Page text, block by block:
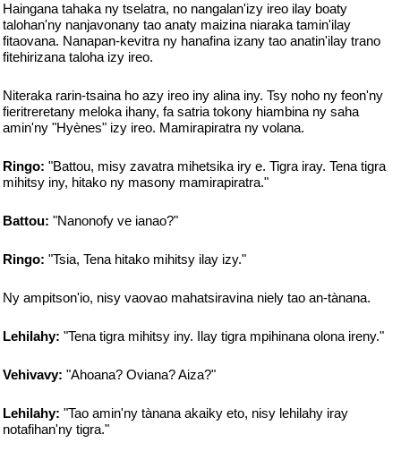
Haingana tahaka ny tselatra, no nangalan'izy ireo ilay boaty
talohan'ny nanjavonany tao anaty maizina niaraka tamin'ilay
fitaovana. Nanapan-kevitra ny hanafina izany tao anatin'ilay trano
fitehirizana taloha izy ireo.
Niteraka rarin-tsaina ho azy ireo iny alina iny. Tsy noho ny feon'ny
fieritreretany meloka ihany, fa satria tokony hiambina ny saha
amin'ny "Hyènes" izy ireo. Mamirapiratra ny volana.
Ringo: "Battou, misy zavatra mihetsika iry e. Tigra iray. Tena tigra
mihitsy iny, hitako ny masony mamirapiratra."
Battou: "Nanonofy ve ianao?"
Ringo: "Tsia, Tena hitako mihitsy ilay izy."
Ny ampitson'io, nisy vaovao mahatsiravina niely tao an-tànana.
Lehilahy: "Tena tigra mihitsy iny. Ilay tigra mpihinana olona ireny."
Vehivavy: "Ahoana? Oviana? Aiza?"
Lehilahy: "Tao amin'ny tànana akaiky eto, nisy lehilahy iray
notafihan'ny tigra."